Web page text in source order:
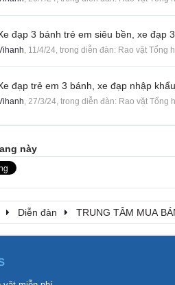
đạp 3 bánh trẻ em siêu bền, xe đạp
, 11/4/24, trong diễn đàn: Rao vặt Tổng
đạp trẻ em 3 bánh, xe đạp nhập
, 27/3/24, trong diễn đàn: Rao vặt Tổng
này
Diễn đàn TRUNG TÂM MUA